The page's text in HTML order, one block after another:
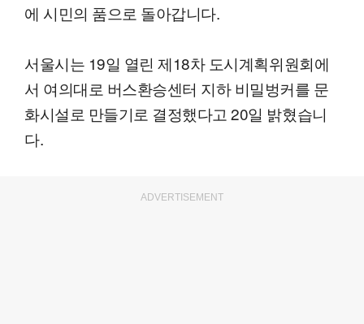
에 시민의 품으로 돌아갑니다.
서울시는 19일 열린 제18차 도시계획위원회에
서 여의대로 버스환승센터 지하 비밀벙커를 문
화시설로 만들기로 결정했다고 20일 밝혔습니
다.
ADVERTISEMENT